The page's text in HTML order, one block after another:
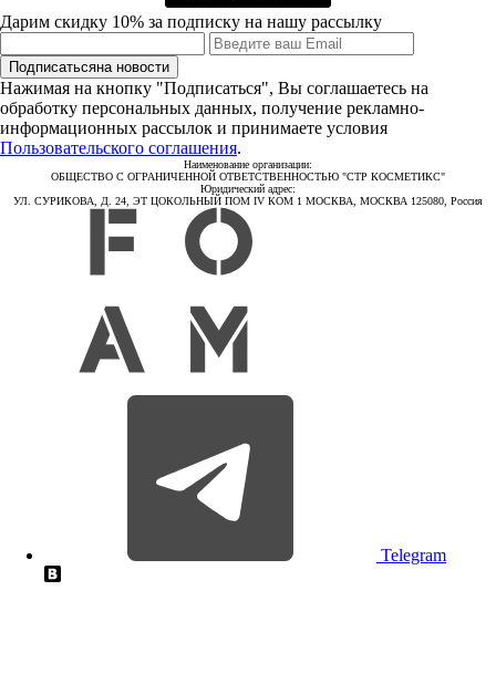
Дарим скидку 10% за подписку на нашу рассылку
Подписатьсяна новости
Нажимая на кнопку "Подписаться", Вы соглашаетесь на
обработку персональных данных, получение рекламно-
информационных рассылок и принимаете условия
Пользовательского соглашения.
Наименование организации:
ОБЩЕСТВО С ОГРАНИЧЕННОЙ ОТВЕТСТВЕННОСТЬЮ "СТР КОСМЕТИКС"
Юридический адрес:
УЛ. СУРИКОВА, Д. 24, ЭТ ЦОКОЛЬНЫЙ ПОМ IV КОМ 1 МОСКВА, МОСКВА 125080, Россия
Telegram